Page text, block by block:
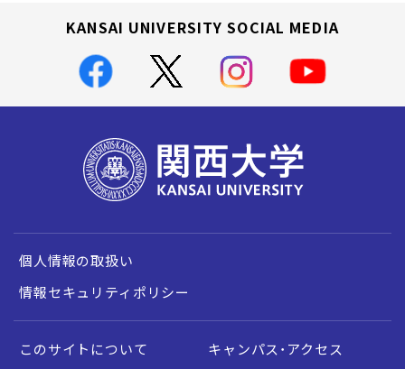
KANSAI UNIVERSITY SOCIAL MEDIA
個人情報の取扱い
情報セキュリティポリシー
このサイトについて
キャンパス・アクセス